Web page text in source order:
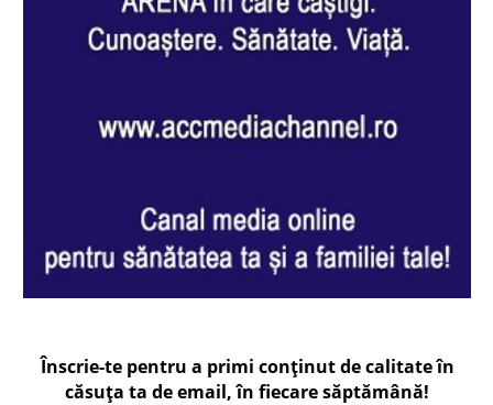
Înscrie-te pentru a primi conținut de calitate în
căsuța ta de email, în fiecaresăptămână!